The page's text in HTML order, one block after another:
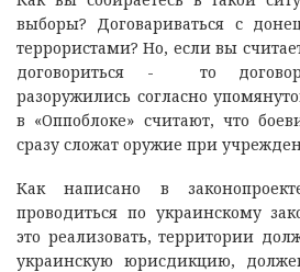
выборы? Договариваться с
террористами? Но, если вы
договориться - то
разоружились согласно
в «Оппоблоке» считают, что
сразу сложат оружие при
Как написано в
проводиться по украинскому
это реализовать, территории
украинскую юрисдикцию,